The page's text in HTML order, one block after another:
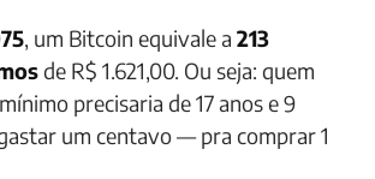
, um Bitcoin equivale a 213
de R$ 1.621,00. Ou seja: quem
precisaria de 17 anos e 9
um centavo — pra comprar 1